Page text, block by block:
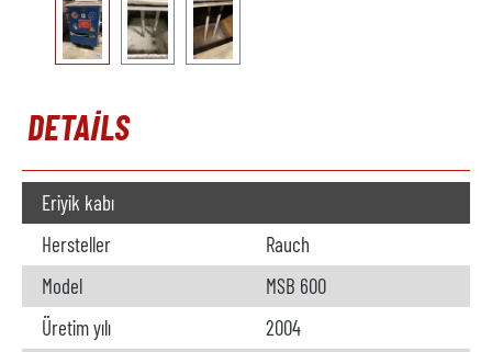
DETAILS
Eriyik kabı
Hersteller
Rauch
Model
MSB 600
Üretim yılı
2004